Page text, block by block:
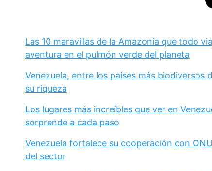
Las 10 maravillas de la Amazonía que todo
aventura en el pulmón verde del planeta
Venezuela, entre los países más
su riqueza
Los lugares más increíbles que ver en
sorprende a cada paso
Venezuela fortalece su cooperación con
del sector